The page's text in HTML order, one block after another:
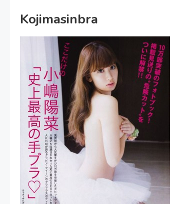
Kojimasinbra